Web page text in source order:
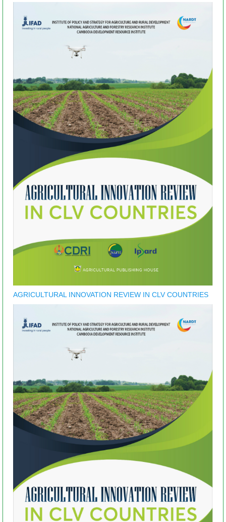
AGRICULTURAL INNOVATION REVIEW IN CLV COUNTRIES